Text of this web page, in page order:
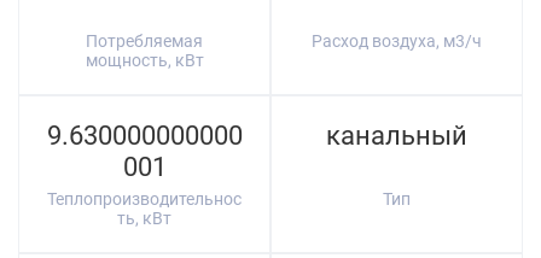
Потребляемая
мощность, кВт
Расход воздуха, м3/ч
9.630000000000
001
Теплопроизводительнос
ть, кВт
канальный
Тип